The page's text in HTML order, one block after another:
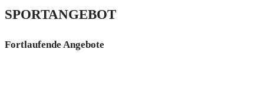
SPORTANGEBOT
Fortlaufende Angebote